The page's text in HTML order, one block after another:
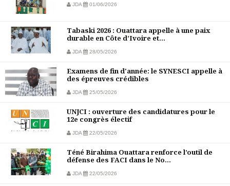
JDA 01/06/2026
Tabaski 2026 : Ouattara appelle à une paix
durable en Côte d’Ivoire et...
JDA 28/05/2026
Examens de fin d'année: le SYNESCI appelle à
des épreuves crédibles
JDA 25/05/2026
UNJCI : ouverture des candidatures pour le
12e congrès électif
JDA 22/05/2026
Téné Birahima Ouattara renforce l’outil de
défense des FACI dans le No...
JDA 22/05/2026